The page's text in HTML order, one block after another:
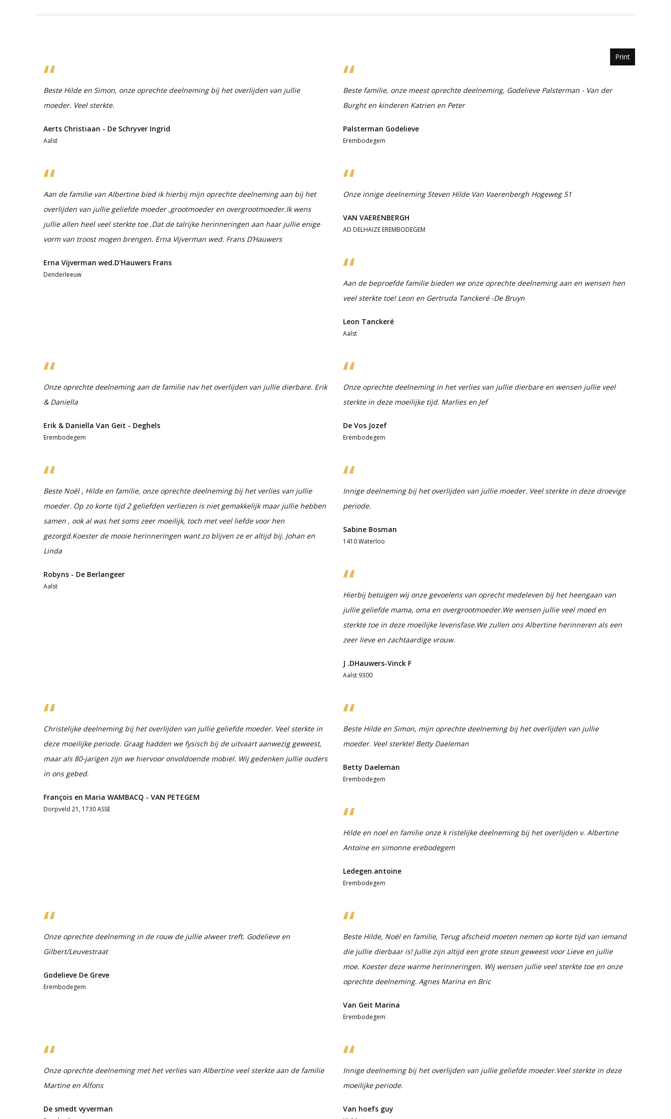
Print
Beste Hilde en Simon, onze oprechte deelneming bij het overlijden van jullie
moeder. Veel sterkte.
Aerts Christiaan - De Schryver Ingrid
Aalst
Beste familie, onze meest oprechte deelneming, Godelieve Palsterman - Van der
Burght en kinderen Katrien en Peter
Palsterman Godelieve
Erembodegem
Aan de familie van Albertine bied ik hierbij mijn oprechte deelneming aan bij het
overlijden van jullie geliefde moeder ,grootmoeder en overgrootmoeder.Ik wens
jullie allen heel veel sterkte toe .Dat de talrijke herinneringen aan haar jullie enige
vorm van troost mogen brengen. Erna Vijverman wed. Frans D’Hauwers
Erna Vijverman wed.D’Hauwers Frans
Denderleeuw
Onze innige deelneming Steven Hilde Van Vaerenbergh Hogeweg 51
VAN VAERENBERGH
AD DELHAIZE EREMBODEGEM
Aan de beproefde familie bieden we onze oprechte deelneming aan en wensen hen
veel sterkte toe! Leon en Gertruda Tanckeré -De Bruyn
Leon Tanckeré
Aalst
Onze oprechte deelneming aan de familie nav het overlijden van jullie dierbare. Erik
& Daniella
Erik & Daniella Van Geit - Deghels
Erembodegem
Onze oprechte deelneming in het verlies van jullie dierbare en wensen jullie veel
sterkte in deze moeilijke tijd. Marlies en Jef
De Vos Jozef
Erembodegem
Beste Noël , Hilde en familie, onze oprechte deelneming bij het verlies van jullie
moeder. Op zo korte tijd 2 geliefden verliezen is niet gemakkelijk maar jullie hebben
samen , ook al was het soms zeer moeilijk, toch met veel liefde voor hen
gezorgd.Koester de mooie herinneringen want zo blijven ze er altijd bij. Johan en
Linda
Robyns - De Berlangeer
Aalst
Innige deelneming bij het overlijden van jullie moeder. Veel sterkte in deze droevige
periode.
Sabine Bosman
1410 Waterloo
Hierbij betuigen wij onze gevoelens van oprecht medeleven bij het heengaan van
jullie geliefde mama, oma en overgrootmoeder.We wensen jullie veel moed en
sterkte toe in deze moeilijke levensfase.We zullen ons Albertine herinneren als een
zeer lieve en zachtaardige vrouw.
J .DHauwers-Vinck F
Aalst 9300
Christelijke deelneming bij het overlijden van jullie geliefde moeder. Veel sterkte in
deze moeilijke periode. Graag hadden we fysisch bij de uitvaart aanwezig geweest,
maar als 80-jarigen zijn we hiervoor onvoldoende mobiel. Wij gedenken jullie ouders
in ons gebed.
François en Maria WAMBACQ - VAN PETEGEM
Dorpveld 21, 1730 ASSE
Beste Hilde en Simon, mijn oprechte deelneming bij het overlijden van jullie
moeder. Veel sterkte! Betty Daeleman
Betty Daeleman
Erembodegem
Hilde en noel en familie onze k ristelijke deelneming bij het overlijden v. Albertine
Antoine en simonne erebodegem
Ledegen.antoine
Erembodegem
Onze oprechte deelneming in de rouw de jullie alweer treft. Godelieve en
Gilbert/Leuvestraat
Godelieve De Greve
Erembodegem
Beste Hilde, Noël en familie, Terug afscheid moeten nemen op korte tijd van iemand
die jullie dierbaar is! Jullie zijn altijd een grote steun geweest voor Lieve en jullie
moe. Koester deze warme herinneringen. Wij wensen jullie veel sterkte toe en onze
oprechte deelneming. Agnes Marina en Bric
Van Geit Marina
Erembodegem
Onze oprechte deelneming met het verlies van Albertine veel sterkte aan de familie
Martine en Alfons
De smedt vyverman
Innige deelneming bij het overlijden van jullie geliefde moeder.Veel sterkte in deze
moeilijke periode.
Van hoefs guy